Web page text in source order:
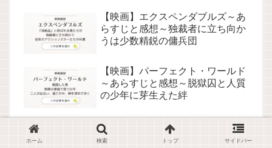
【映画】エクスペンダブルズ～あ
らすじと感想～独裁者に立ち向か
うは少数精鋭の傭兵団
【映画】パーフェクト・ワールド
～あらすじと感想～脱獄囚と人質
の少年に芽生えた絆
【映画】APPLESEED（アップル
シード）～あらすじと感想～人類
ホーム 検索 トップ サイドバー